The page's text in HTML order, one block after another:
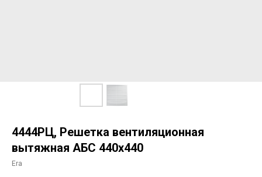
4444PЦ, Решетка вентиляционная
вытяжная АБС 440х440
Era